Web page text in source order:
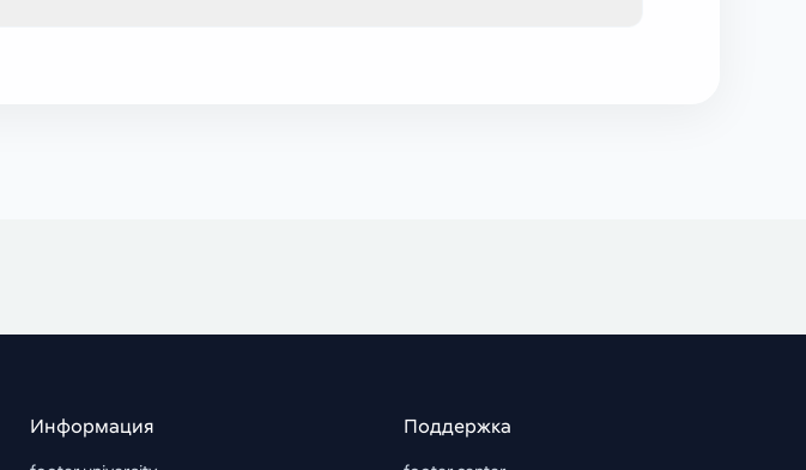
Информация Поддержка